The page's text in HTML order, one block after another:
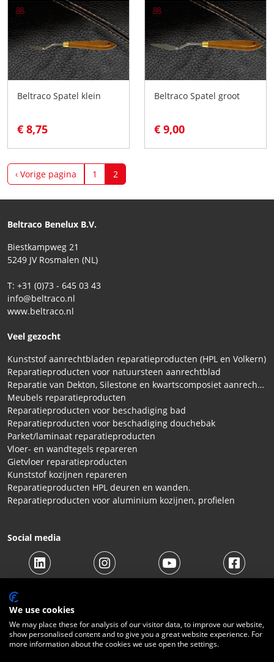
Beltraco Spatel klein
€ 8,75
Beltraco Spatel groot
€ 9,00
‹ Vorige pagina 1 2
Beltraco Benelux B.V.
Biestkampweg 21
5249 JV Rosmalen (NL)
T: +31 (0)73 - 645 03 43
info@beltraco.nl
www.beltraco.nl
Veel gezocht
Kunststof aanrechtbladen reparatieproducten (HPL en Volkern)
Reparatieproducten voor natuursteen aanrechtblad
Reparatie van Dekton, Silestone en kwartscomposiet aanrechtbladen
Meubels reparatieproducten
Reparatieproducten voor beschadiging bad
Reparatieproducten voor beschadiging douchebak
Parket/laminaat reparatieproducten
Vloer- en wandtegels repareren
Gietvloer reparatieproducten
Kunststof kozijnen repareren
Reparatieproducten HPL deuren en wanden.
Reparatieproducten voor aluminium kozijnen, profielen
Social media
© 2026 Beltraco Benelux B.V. |Algemene voorwaarden
We use cookies
We may place these for analysis of our visitor data, to improve our website,
show personalised content and to give you a great website experience. For
more information about the cookies we use open the settings.